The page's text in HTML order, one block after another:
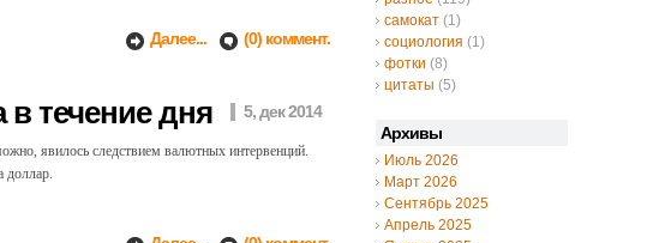
самокат (1)
социология (1)
фотки (8)
цитаты (5)
Архивы
Июль 2026
Март 2026
Сентябрь 2025
Апрель 2025
Далее... (0) коммент.
течение дня 5, дек 2014
явилось следствием валютных интервенций.
доллар.